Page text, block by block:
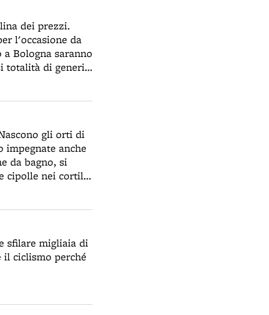
dei prezzi.
l'occasione da
Bologna saranno
totalità di generi
degli ammassi
al mercato
capitano delle
nero è di 10
gli orti di
anche
da bagno, si
cipolle nei cortili
di ricino, da cui
fo la mia
l'orticello ogni
con l'intervento
ricoperti di
dalla
sfilare migliaia di
il ciclismo perché